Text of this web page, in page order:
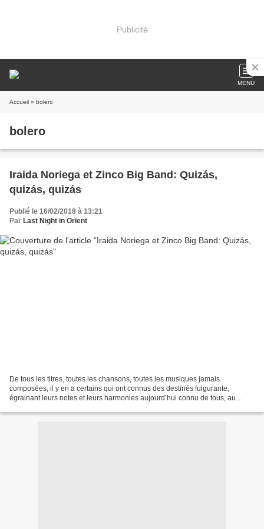
Publicité
MENU
Accueil » bolero
bolero
Iraida Noriega et Zinco Big Band: Quizás,
quizás, quizás
Publié le 16/02/2018 à 13:21
Par Last Night in Orient
De tous les titres, toutes les chansons, toutes les musiques jamais
composées, il y en a certains qui ont connus des destinés fulgurante,
égrainant leurs notes et leurs harmonies aujourd’hui connu de tous, au